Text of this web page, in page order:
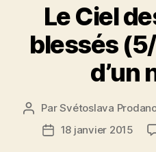
Le Ciel
blessés
d’un
Auteur
l’article
ParSvétoslava
Date18 janvier 2015